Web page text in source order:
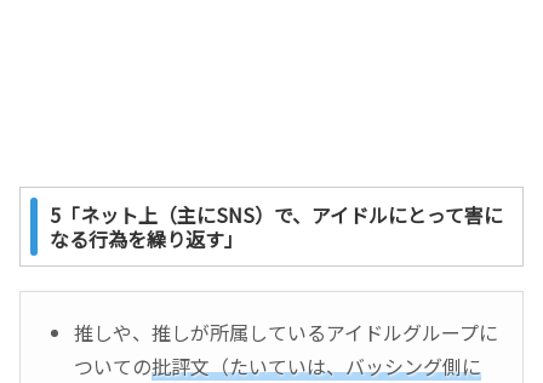
5「ネット上（主にSNS）で、アイドルにとって害に
なる行為を繰り返す」
推しや、推しが所属しているアイドルグループに
ついての批評文（たいていは、バッシング側に